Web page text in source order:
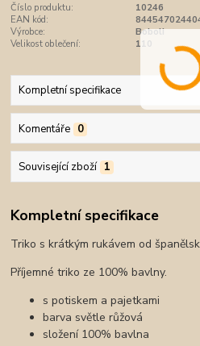
Číslo produktu:
10246
EAN kód:
Výrobce:
Boboli
Velikost oblečení:
110
Kompletní specifikace
Komentáře 0
Související zboží 1
Kompletní specifikace
Triko s krátkým rukávem od
Příjemné triko ze 100% bavlny.
s potiskem a pajetkami
barva světle růžová
složení 100% bavlna